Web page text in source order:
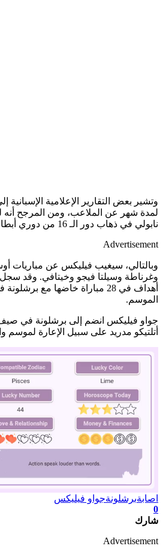
وتشير بعض التقارير الإعلامية
لمدة شهر عن الملاعب، ومن المرجح أنه
نابولي في ذهاب دور الـ 16 من دوري أبطال أوروبا في 21 فبراير.
Advertisement
وبالتالي، سيغيب فيليكس عن مباريات
وغرناطة وسيلتا فيجو وخيتافي. وقد سجل
أهداف في 28 مباراة خاضها مع
الموسم.
أتلتيكو مدريد على سبيل الإعارة لموسم
اصابةبرشلونةجواو فيليكس
0
شارك
Advertisement